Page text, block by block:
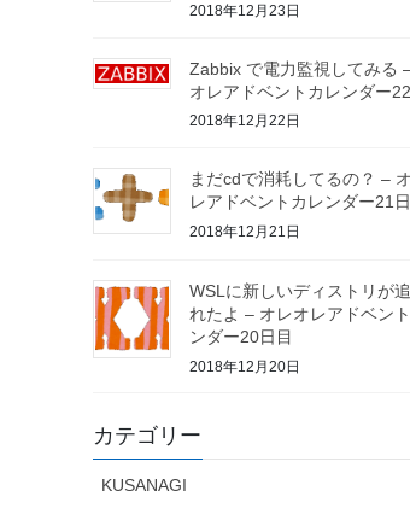
2018年12月23日
Zabbix で電力監視してみる
オレアドベントカレンダー
2018年12月22日
まだcdで消耗してるの？ –
レアドベントカレンダー21
2018年12月21日
WSLに新しいディストリが
れたよ – オレオレアドベン
ンダー20日目
2018年12月20日
カテゴリー
KUSANAGI